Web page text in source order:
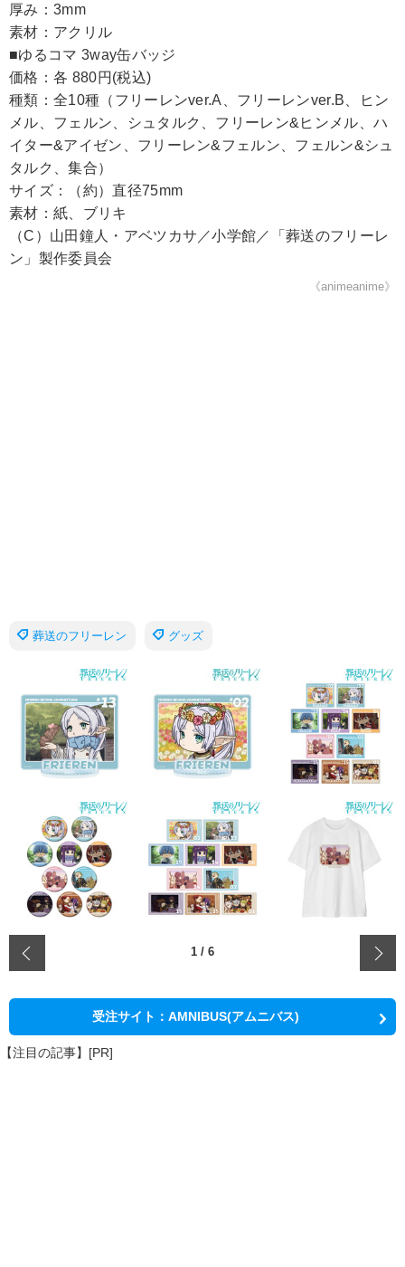
厚み：3mm
素材：アクリル
■ゆるコマ 3way缶バッジ
価格：各 880円(税込)
種類：全10種（フリーレンver.A、フリーレンver.B、ヒン
メル、フェルン、シュタルク、フリーレン&ヒンメル、ハ
イター&アイゼン、フリーレン&フェルン、フェルン&シュ
タルク、集合）
サイズ：（約）直径75mm
素材：紙、ブリキ
（C）山田鐘人・アベツカサ／小学館／「葬送のフリーレ
ン」製作委員会
《animeanime》
葬送のフリーレン グッズ
1 / 6
受注サイト：AMNIBUS(アムニバス)
【注目の記事】[PR]